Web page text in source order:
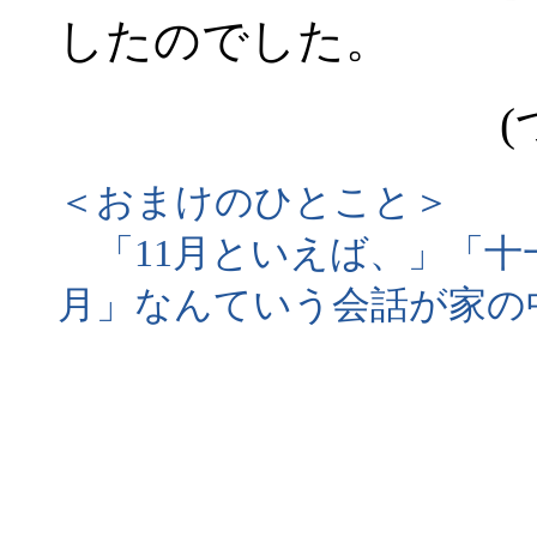
したのでした。
(
＜おまけのひとこと＞
「11月といえば、」「十
月」なんていう会話が家